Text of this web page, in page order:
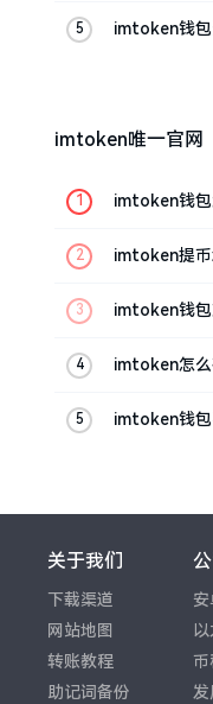
imtoken钱包
imtoken唯一官网
imtoken钱
imtoken提币
imtoken钱包
imtoken怎么
imtoken钱包
关于我们
下载渠道
网站地图
转账教程
助记词备份
发